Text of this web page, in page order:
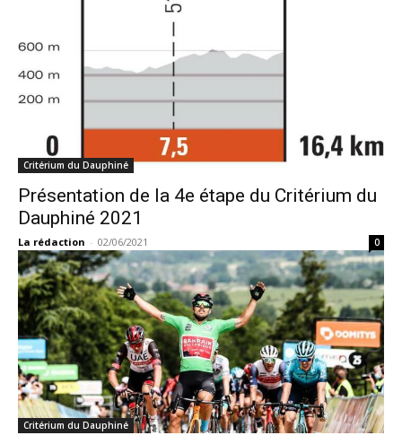
Critérium du Dauphiné
Présentation de la 4e étape du Critérium du
Dauphiné 2021
La rédaction - 02/06/2021 0
Critérium du Dauphiné